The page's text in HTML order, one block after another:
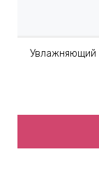
Увлажняющий